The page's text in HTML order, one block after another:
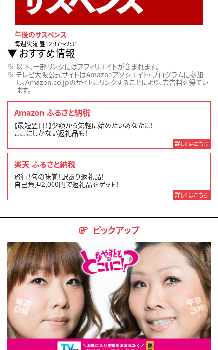
午後のサスペンス
毎週火曜 昼12:37～2:31
おすすめ情報
以下、一部リンクにはアフィリエイトが含まれます。
テレビ大阪公式サイトはAmazonアソシエイト・プログラムに参加
し、Amazon.co.jpのサイトにリンクすることにより、広告料を得てい
ます。
Amazon ふるさと納税
【最短翌日！】少額から気軽に始めたいあなたに！
ここにしかない返礼品も！
詳しくはこちら
楽天 ふるさと納税
旅行！旬の味覚！訳あり返礼品！
自己負担2,000円で返礼品をゲット！
詳しくはこちら
ピックアップ